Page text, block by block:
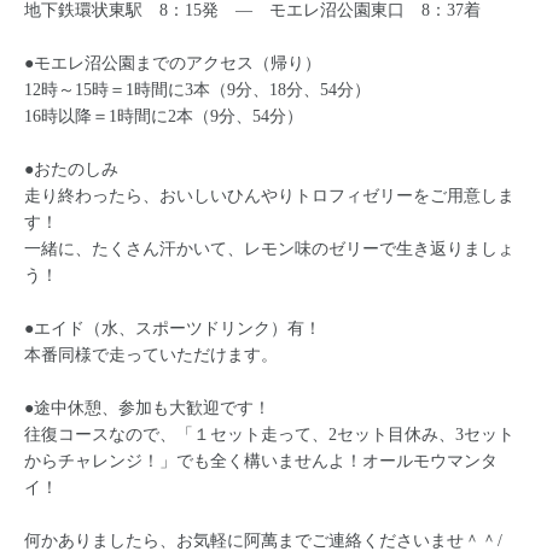
地下鉄環状東駅 8：15発 ― モエレ沼公園東口 8：37着
●モエレ沼公園までのアクセス（帰り）
12時～15時＝1時間に3本（9分、18分、54分）
16時以降＝1時間に2本（9分、54分）
●おたのしみ
走り終わったら、おいしいひんやりトロフィゼリーをご用意しま
す！
一緒に、たくさん汗かいて、レモン味のゼリーで生き返りましょ
う！
●エイド（水、スポーツドリンク）有！
本番同様で走っていただけます。
●途中休憩、参加も大歓迎です！
往復コースなので、「１セット走って、2セット目休み、3セット
からチャレンジ！」でも全く構いませんよ！オールモウマンタ
イ！
何かありましたら、お気軽に阿萬までご連絡くださいませ＾＾/